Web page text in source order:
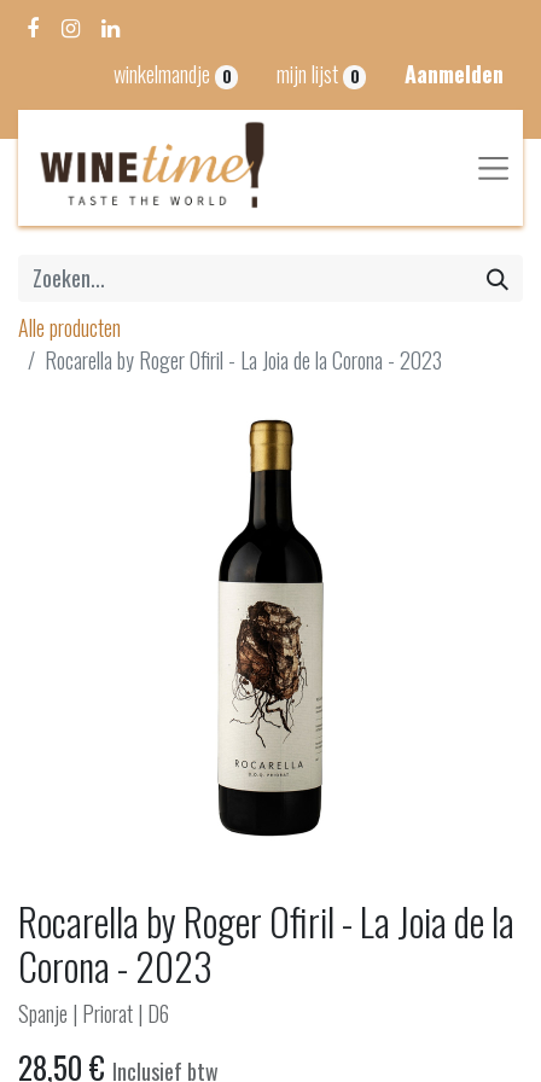
winkelmandje 0 mijn lijst 0 Aanmelden
Alle producten
Rocarella by Roger Ofiril - La Joia de la Corona - 2023
Rocarella by Roger Ofiril - La Joia de la
Corona - 2023
Spanje | Priorat | D6
28,50€ Inclusief btw